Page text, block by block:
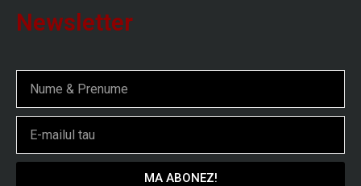
Newsletter
MA ABONEZ!